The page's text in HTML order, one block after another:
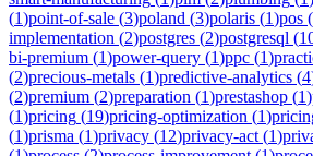
(1)point-of-sale (3)poland (3)polaris (1)pos (
implementation (2)postgres (2)postgresql (
bi-premium (1)power-query (1)ppc (1)
(2)precious-metals (1)predictive-analytics (4
(2)premium (2)preparation (1)prestashop (1)
(1)pricing (19)pricing-optimization (1)
(1)prisma (1)privacy (12)privacy-act (1)